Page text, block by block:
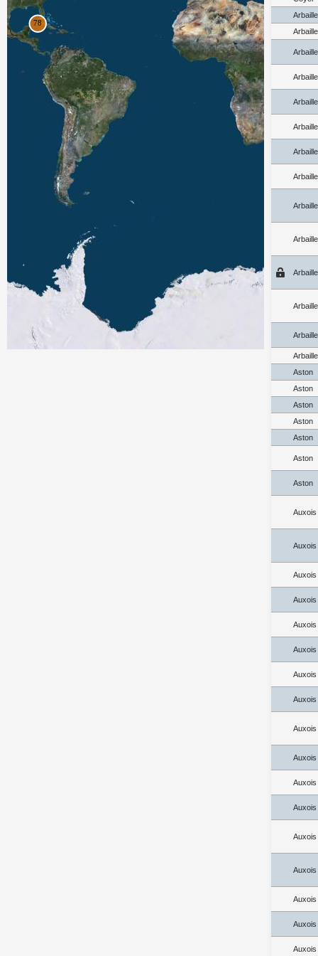
Aston
Aston
Aston
Aston
Aston
Aston
Aston
Auxois
Auxois
Auxois
Auxois
Auxois
Auxois
Auxois
Auxois
Auxois
Auxois
Auxois
Auxois
Auxois
Auxois
Auxois
Auxois
Auxois